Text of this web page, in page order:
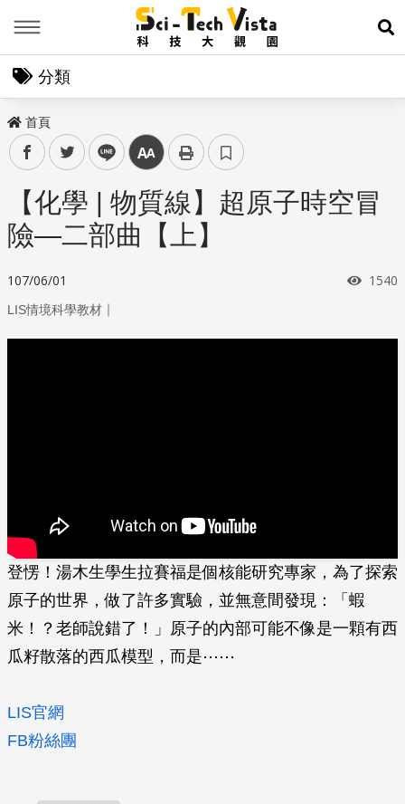
展
分類
首頁
facebooktwitter line 中
【化學 | 物質線】超原子時空冒
險—二部曲【上】
107/06/01 瀏覽
1540
LIS情境科學教材 ｜
登愣！湯木生學生拉賽福是個核能研究專家，為了探索
原子的世界，做了許多實驗，並無意間發現：「蝦
米！？老師說錯了！」原子的內部可能不像是一顆有西
瓜籽散落的西瓜模型，而是⋯⋯
LIS官網
FB粉絲團